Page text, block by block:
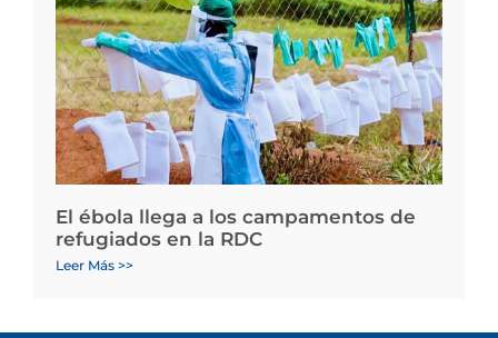
El ébola llega a los campamentos de
refugiados en la RDC
Leer Más >>